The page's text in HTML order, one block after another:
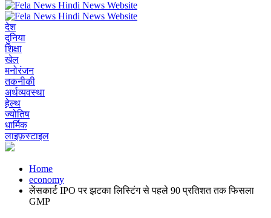
देश
दुनिया
शिक्षा
खेल
मनोरंजन
तकनीकी
अर्थव्यवस्था
हेल्थ
ज्योतिष
धार्मिक
लाइफ़स्टाइल
Home
economy
लेंसकार्ट IPO पर झटका लिस्टिंग से पहले 90 प्रतिशत तक फिसला
GMP